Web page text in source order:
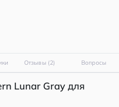
Отзывы (2) Вопросы
Lunar Gray для